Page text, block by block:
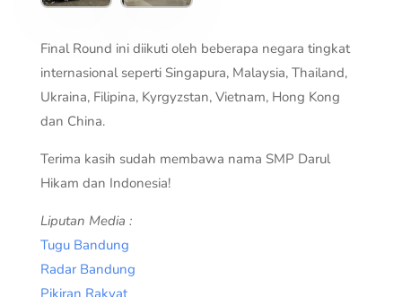
Final Round ini diikuti oleh beberapa negara tingkat
internasional seperti Singapura, Malaysia, Thailand,
Ukraina, Filipina, Kyrgyzstan, Vietnam, Hong Kong
dan China.
Terima kasih sudah membawa nama SMP Darul
Hikam dan Indonesia!
Liputan Media :
Tugu Bandung
Radar Bandung
Pikiran Rakyat